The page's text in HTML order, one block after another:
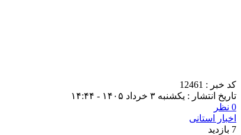
کد خبر : 12461
تاریخ انتشار : یکشنبه ۳ خرداد ۱۴۰۵ - ۱۴:۴۴
0 نظر
اخبار استانی
7 بازدید